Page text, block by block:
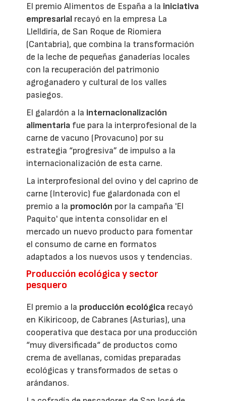
El premio Alimentos de España a la iniciativa
empresarial recayó en la empresa La
Llelldiría, de San Roque de Riomiera
(Cantabria), que combina la transformación
de la leche de pequeñas ganaderías locales
con la recuperación del patrimonio
agroganadero y cultural de los valles
pasiegos.
El galardón a la internacionalización
alimentaria fue para la interprofesional de la
carne de vacuno (Provacuno) por su
estrategia “progresiva” de impulso a la
internacionalización de esta carne.
La interprofesional del ovino y del caprino de
carne (Interovic) fue galardonada con el
premio a la promoción por la campaña 'El
Paquito' que intenta consolidar en el
mercado un nuevo producto para fomentar
el consumo de carne en formatos
adaptados a los nuevos usos y tendencias.
Producción ecológica y sector
pesquero
El premio a la producción ecológica recayó
en Kikiricoop, de Cabranes (Asturias), una
cooperativa que destaca por una producción
“muy diversificada“ de productos como
crema de avellanas, comidas preparadas
ecológicas y transformados de setas o
arándanos.